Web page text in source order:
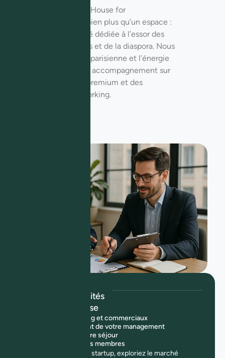
Située à Paris, African House for
Entrepreneurship est bien plus qu’un espace :
c’est une communauté dédiée à l’essor des
entrepreneurs africains et de la diaspora. Nous
combinons l’élégance parisienne et l’énergie
africaine pour offrir un accompagnement sur
mesure, des services premium et des
opportunités de networking.
Un accompagnement,
Boostez vos activités
avec African House
Conseils marketing et commerciaux
Accompagnement de votre management
Facilitation de votre séjour
Accès au Club des membres
Que vous lanciez une startup, exploriez le marché